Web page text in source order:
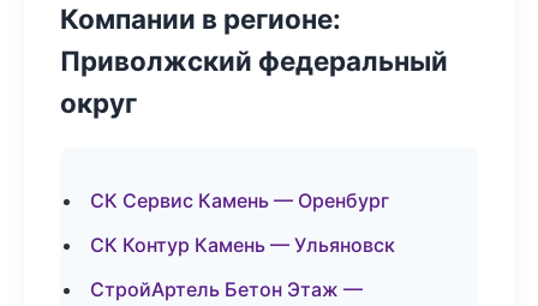
Компании в регионе:
Приволжский федеральный
округ
СК Сервис Камень — Оренбург
СК Контур Камень — Ульяновск
СтройАртель Бетон Этаж —